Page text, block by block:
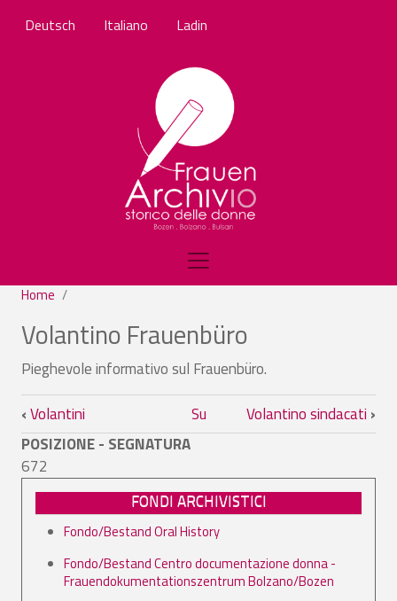
Deutsch Italiano Ladin
Home
Volantino Frauenbüro
Pieghevole informativo sul Frauenbüro.
Link di attraversamento del book per
‹Volantini Su Volantino sindacati ›
POSIZIONE - SEGNATURA
672
FONDI ARCHIVISTICI
Fondo/Bestand Oral History
Fondo/Bestand Centro documentazione donna -
Frauendokumentationszentrum Bolzano/Bozen